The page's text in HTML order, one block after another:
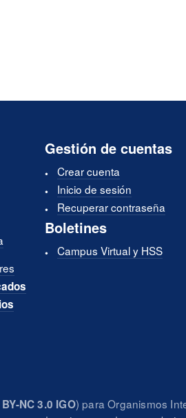
Gestión de cuentas
Crear cuenta
Inicio de sesión
Recuperar contraseña
Boletines
Campus Virtual y HSS
NC 3.0 IGO) para Organismos